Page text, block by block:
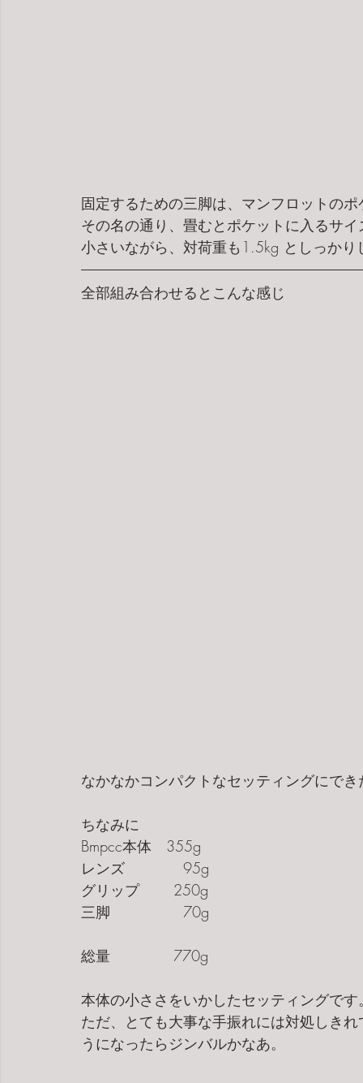
固定するための三脚は、マンフロットの
その名の通り、畳むとポケットに入るサイ
小さいながら、対荷重も1.5kg としっかり
全部組み合わせるとこんな感じ
なかなかコンパクトなセッティングにで
ちなみに
Bmpcc本体　355g
レンズ　　　   95g
グリップ　　 250g
三脚　　　　   70g
総量　　　　 770g
本体の小ささをいかしたセッティングです
ただ、とても大事な手振れには対処しき
うになったらジンバルかなあ。